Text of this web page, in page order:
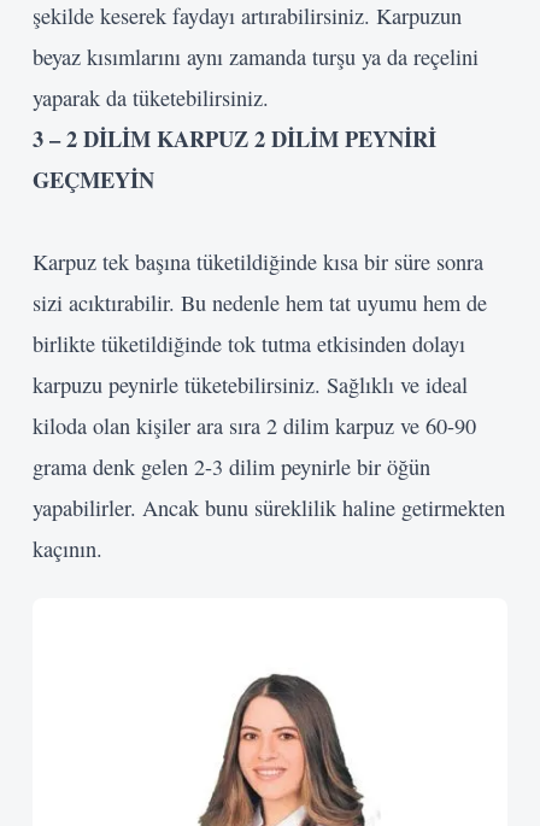
şekilde keserek faydayı artırabilirsiniz. Karpuzun
beyaz kısımlarını aynı zamanda turşu ya da reçelini
yaparak da tüketebilirsiniz.
3– 2 DİLİM KARPUZ 2 DİLİMPEYNİRİ
GEÇMEYİN
Karpuz tek başına tüketildiğinde kısa bir süre sonra
sizi acıktırabilir. Bu nedenle hem tat uyumu hem de
birlikte tüketildiğinde tok tutma etkisinden dolayı
karpuzu peynirle tüketebilirsiniz. Sağlıklı ve ideal
kiloda olan kişiler ara sıra 2 dilim karpuz ve 60-90
grama denk gelen 2-3 dilim peynirle bir öğün
yapabilirler. Ancak bunu süreklilik haline getirmekten
kaçının.